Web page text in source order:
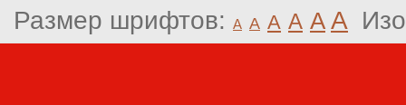
Размер шрифтов: A A A A A A